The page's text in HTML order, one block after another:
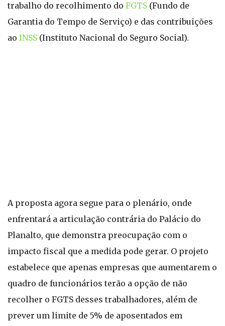
trabalho do recolhimento do FGTS (Fundo de
Garantia do Tempo de Serviço) e das contribuições
ao INSS (Instituto Nacional do Seguro Social).
A proposta agora segue para o plenário, onde
enfrentará a articulação contrária do Palácio do
Planalto, que demonstra preocupação com o
impacto fiscal que a medida pode gerar. O projeto
estabelece que apenas empresas que aumentarem o
quadro de funcionários terão a opção de não
recolher o FGTS desses trabalhadores, além de
prever um limite de 5% de aposentados em